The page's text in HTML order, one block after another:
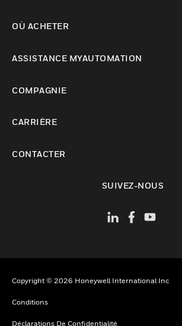
OÙ ACHETER
ASSISTANCE MYAUTOMATION
COMPAGNIE
CARRIÈRE
CONTACTER
SUIVEZ-NOUS
Copyright © 2026 Honeywell International Inc
Conditions
Déclarations De Confidentialité